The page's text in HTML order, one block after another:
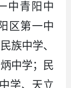
中青阳中
区第一中
族中学、
中学；民
学、天立